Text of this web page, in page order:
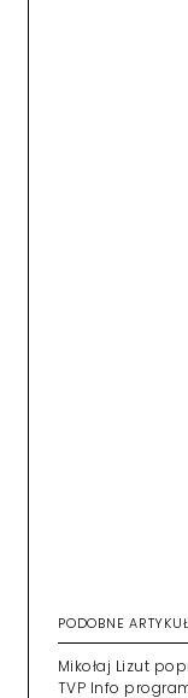
PODOBNE
Mikołaj Lizut
TVP Info